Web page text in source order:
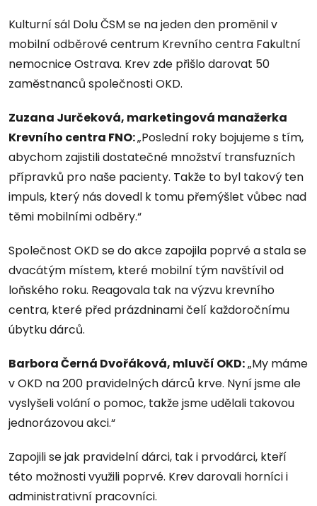
Kulturní sál Dolu ČSM se na jeden den proměnil v
mobilní odběrové centrum Krevního centra Fakultní
nemocnice Ostrava. Krev zde přišlo darovat 50
zaměstnanců společnosti OKD.
Zuzana Jurčeková, marketingová manažerka
Krevního centra FNO:„Poslední roky bojujeme s tím,
abychom zajistili dostatečné množství transfuzních
přípravků pro naše pacienty. Takže to byl takový ten
impuls, který nás dovedl k tomu přemýšlet vůbec nad
těmi mobilními odběry.“
Společnost OKD se do akce zapojila poprvé a stala se
dvacátým místem, které mobilní tým navštívil od
loňského roku. Reagovala tak na výzvu krevního
centra, které před prázdninami čelí každoročnímu
úbytku dárců.
Barbora Černá Dvořáková, mluvčí OKD:„My máme
v OKD na 200 pravidelných dárců krve. Nyní jsme ale
vyslyšeli volání o pomoc, takže jsme udělali takovou
jednorázovou akci.“
Zapojili se jak pravidelní dárci, tak i prvodárci, kteří
této možnosti využili poprvé. Krev darovali horníci i
administrativní pracovníci.